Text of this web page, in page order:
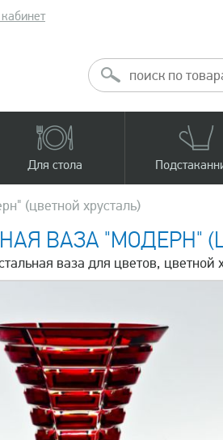
Для стола
(цветной хрусталь)
ВАЗА "МОДЕРН"
ваза для цветов, цветной